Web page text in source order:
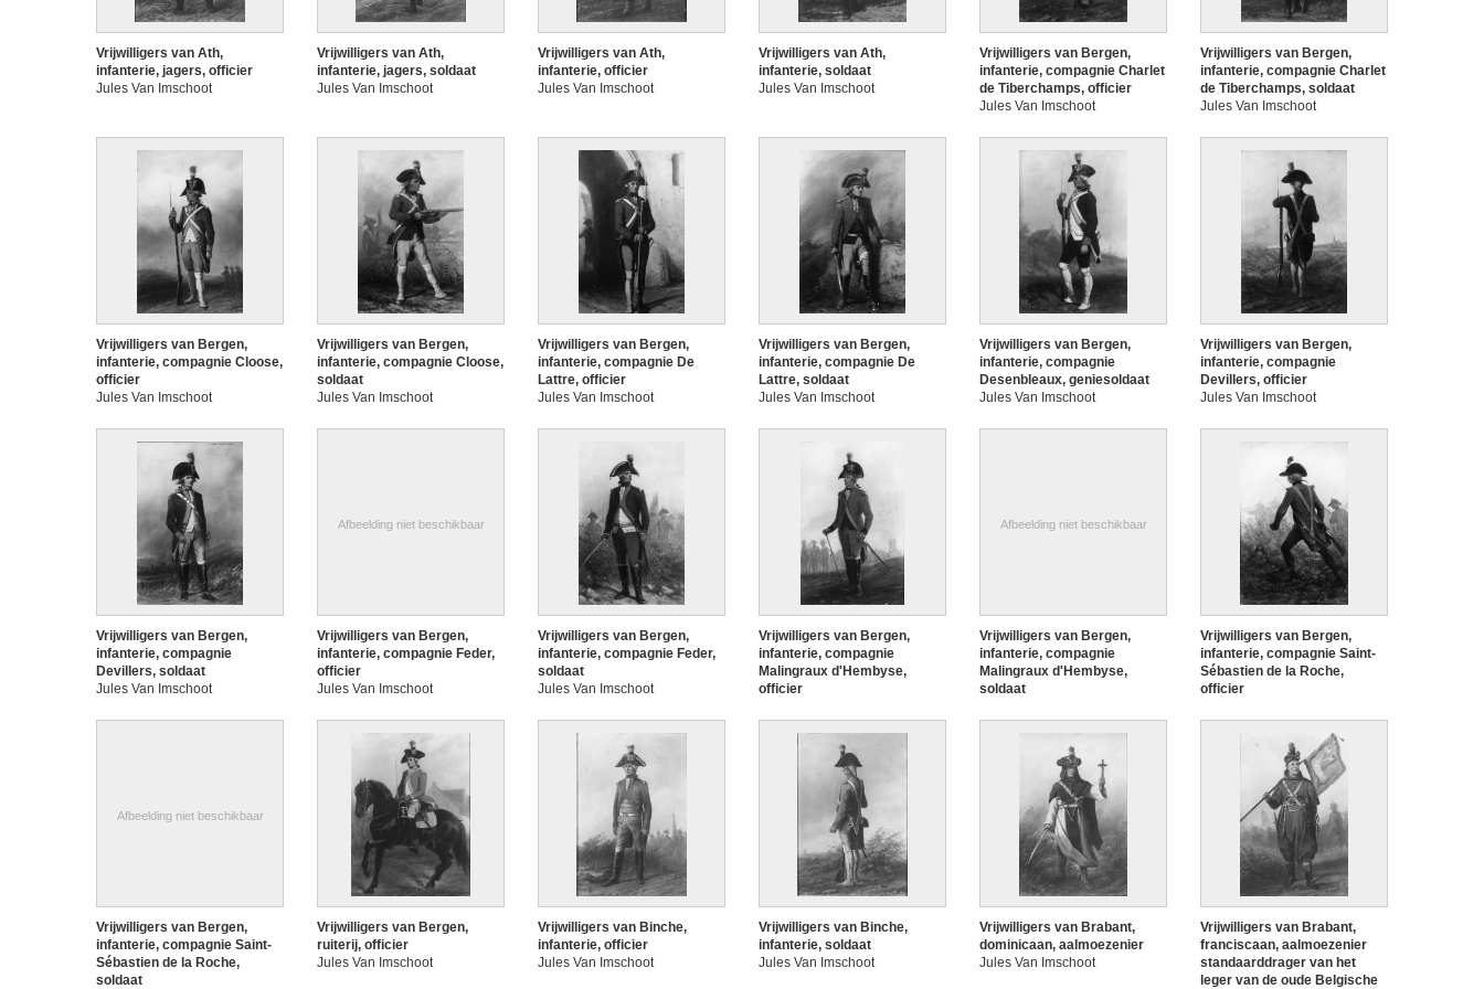
Vrijwilligers van Ath,
infanterie, jagers, officier
Jules Van Imschoot
Vrijwilligers van Ath,
infanterie, jagers, soldaat
Jules Van Imschoot
Vrijwilligers van Ath,
infanterie, officier
Jules Van Imschoot
Vrijwilligers van Ath,
infanterie, soldaat
Jules Van Imschoot
Vrijwilligers van Bergen,
infanterie, compagnie Charlet
de Tiberchamps, officier
Jules Van Imschoot
Vrijwilligers van Bergen,
infanterie, compagnie Charlet
de Tiberchamps, soldaat
Jules Van Imschoot
Vrijwilligers van Bergen,
infanterie, compagnie Cloose,
officier
Jules Van Imschoot
Vrijwilligers van Bergen,
infanterie, compagnie Cloose,
soldaat
Jules Van Imschoot
Vrijwilligers van Bergen,
infanterie, compagnie De
Lattre, officier
Jules Van Imschoot
Vrijwilligers van Bergen,
infanterie, compagnie De
Lattre, soldaat
Jules Van Imschoot
Vrijwilligers van Bergen,
infanterie, compagnie
Desenbleaux, geniesoldaat
Jules Van Imschoot
Vrijwilligers van Bergen,
infanterie, compagnie
Devillers, officier
Jules Van Imschoot
Vrijwilligers van Bergen,
infanterie, compagnie
Devillers, soldaat
Jules Van Imschoot
Afbeelding niet beschikbaar
Vrijwilligers van Bergen,
infanterie, compagnie Feder,
officier
Jules Van Imschoot
Vrijwilligers van Bergen,
infanterie, compagnie Feder,
soldaat
Jules Van Imschoot
Vrijwilligers van Bergen,
infanterie, compagnie
Malingraux d'Hembyse,
officier
Afbeelding niet beschikbaar
Vrijwilligers van Bergen,
infanterie, compagnie
Malingraux d'Hembyse,
soldaat
Vrijwilligers van Bergen,
infanterie, compagnie Saint-
Sébastien de la Roche,
officier
Afbeelding niet beschikbaar
Vrijwilligers van Bergen,
infanterie, compagnie Saint-
Sébastien de la Roche,
soldaat
Vrijwilligers van Bergen,
ruiterij, officier
Jules Van Imschoot
Vrijwilligers van Binche,
infanterie, officier
Jules Van Imschoot
Vrijwilligers van Binche,
infanterie, soldaat
Jules Van Imschoot
Vrijwilligers van Brabant,
dominicaan, aalmoezenier
Jules Van Imschoot
Vrijwilligers van Brabant,
franciscaan, aalmoezenier
standaarddrager van het
leger van de oude Belgische